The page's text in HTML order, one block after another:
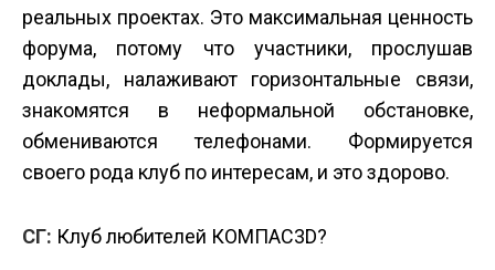
реальных проектах. Это максимальная ценность
форума, потому что участники, прослушав
доклады, налаживают горизонтальные связи,
знакомятся в неформальной обстановке,
обмениваются телефонами. Формируется
своего рода клуб по интересам, и это здорово.
СГ: Клуб любителей КОМПАС­3D?